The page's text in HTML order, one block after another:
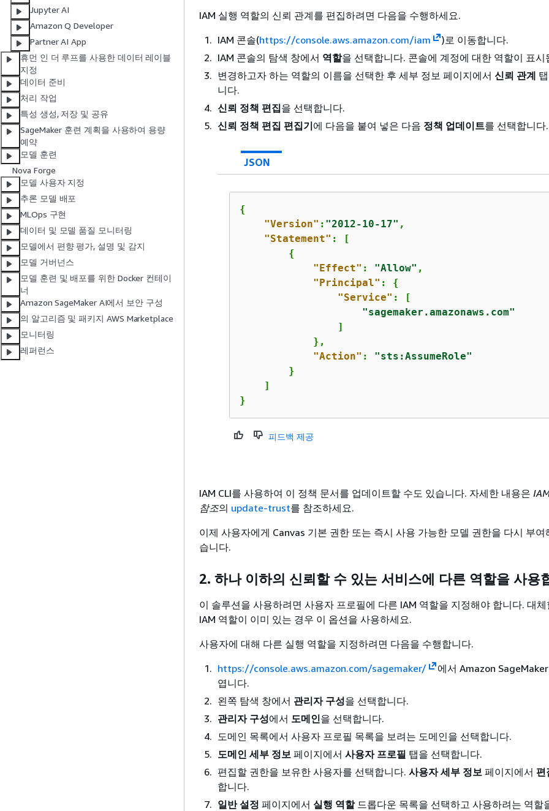
Jupyter AI
Amazon Q Developer
Partner AI App
휴먼 인 더 루프를 사용한 데이터 레이블
지정
데이터 준비
처리 작업
특성 생성, 저장 및 공유
SageMaker 훈련 계획을 사용하여 용량
예약
모델 훈련
Nova Forge
모델 사용자 지정
추론 모델 배포
MLOps 구현
데이터 및 모델 품질 모니터링
모델에서 편향 평가, 설명 및 감지
모델 거버넌스
모델 훈련 및 배포를 위한 Docker 컨테이
너
Amazon SageMaker AI에서 보안 구성
의 알고리즘 및 패키지 AWS Marketplace
모니터링
레퍼런스
IAM 실행 역할의 신뢰 관계를 편집하려면 다음을 수행하세요.
IAM 콘솔(https://console.aws.amazon.com/iam
)로 이동합니다.
IAM 콘솔의 탐색 창에서 역할을 선택합니다. 콘솔에 계정에 대한 역할이 표시
변경하고자 하는 역할의 이름을 선택한 후 세부 정보 페이지에서 신뢰 관계
니다.
신뢰 정책 편집을 선택합니다.
신뢰 정책 편집 편집기에 다음을 붙여 넣은 다음 정책 업데이트를 선택합니다.
JSON
{
"Version" : "2012-10-17" ,
"Statement" : [
{
"Effect" : "Allow" ,
"Principal" : {
"Service" : [
"sagemaker.amazonaws.com"
                ]
            },
"Action" : "sts:AssumeRole"
        }
    ]
}
피드백 제공
IAM CLI를 사용하여 이 정책 문서를 업데이트할 수도 있습니다. 자세한 내용은
참조의 update-trust를 참조하세요.
이제 사용자에게 Canvas 기본 권한 또는 즉시 사용 가능한 모델 권한을 다시 부여
습니다.
2. 하나 이하의 신뢰할 수 있는 서비스에 다른 역할을 사용
이 솔루션을 사용하려면 사용자 프로필에 다른 IAM 역할을 지정해야 합니다. 대체
IAM 역할이 이미 있는 경우 이 옵션을 사용하세요.
사용자에 대해 다른 실행 역할을 지정하려면 다음을 수행합니다.
https://console.aws.amazon.com/sagemaker/
에서 Amazon
엽니다.
왼쪽 탐색 창에서 관리자 구성을 선택합니다.
관리자 구성에서 도메인을 선택합니다.
도메인 목록에서 사용자 프로필 목록을 보려는 도메인을 선택합니다.
도메인 세부 정보 페이지에서 사용자 프로필 탭을 선택합니다.
편집할 권한을 보유한 사용자를 선택합니다. 사용자 세부 정보 페이지에서 편
합니다.
일반 설정 페이지에서 실행 역할드롭다운 목록을 선택하고 사용하려는 역할